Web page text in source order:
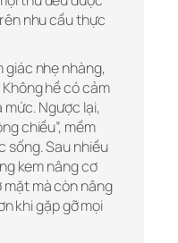
nhu cầu thực
giác nhẹ nhàng,
hề có cảm
Ngược lại,
chiều”, mềm
sống. Sau nhiều
kem nâng cơ
mà còn nâng
khi gặp gỡ mọi